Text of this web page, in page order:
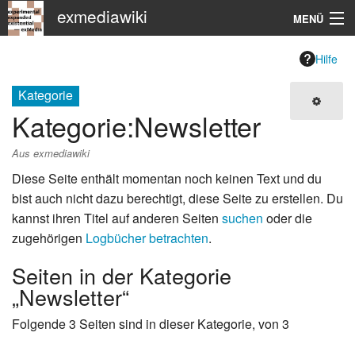
exmediawiki MENÜ
KHM
Suche
Hilfe
Kategorie
Kategorie:Newsletter
Aus exmediawiki
Diese Seite enthält momentan noch keinen Text und du
bist auch nicht dazu berechtigt, diese Seite zu erstellen. Du
kannst ihren Titel auf anderen Seiten suchen oder die
zugehörigen Logbücher betrachten.
Seiten in der Kategorie
„Newsletter“
Folgende 3 Seiten sind in dieser Kategorie, von 3